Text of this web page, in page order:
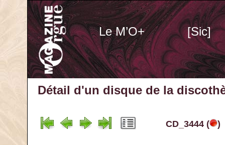
Le M’O+ [Sic]
Détail d'un disque de la
CD_3444 ( )